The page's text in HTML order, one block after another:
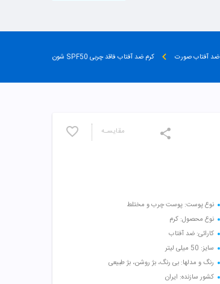
ضد آفتاب صورت کرم ضد آفتاب فاقد چربی SPF50 شون
مقایسـه
نوع پوست: پوست چرب و مختلط
نوع محصول: کرم
کارائی: ضد آفتاب
سایز: 50 میلی لیتر
رنگ و مدلها: بی رنگ، بژ روشن، بژ طبیعی
کشور سازنده: ایران